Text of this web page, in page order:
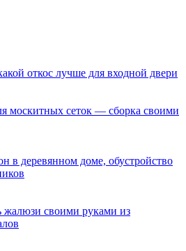
откос лучше для входной двери
москитных сеток — сборка своими
в деревянном доме, обустройство
жалюзи своими руками из